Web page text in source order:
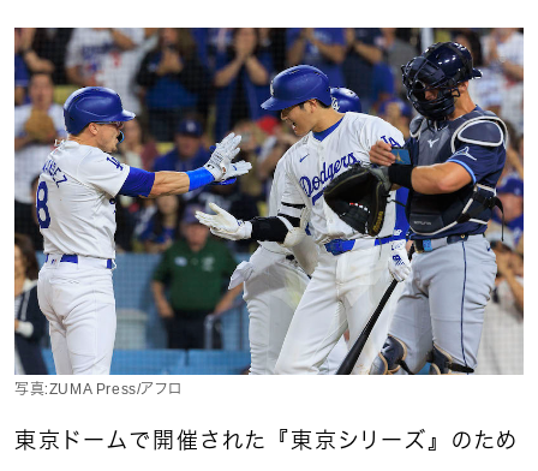
写真：ZUMA Press/アフロ
東京ドームで開催された『東京シリーズ』のため